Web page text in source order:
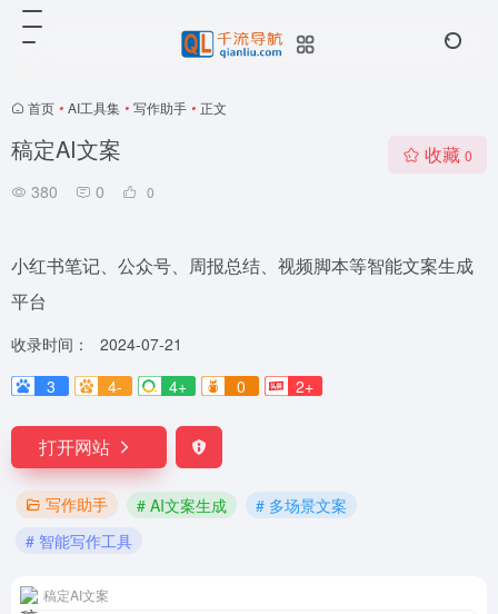
首页 • AI工具集 • 写作助手 • 正文
稿定AI文案
380 0 0
收藏 0
小红书笔记、公众号、周报总结、视频脚本等智能文案生成
平台
收录时间：
2024-07-21
3
4- 4+ 0 2+
打开网站
写作助手 # AI文案生成
# 多场景文案
# 智能写作工具
稿定AI文案